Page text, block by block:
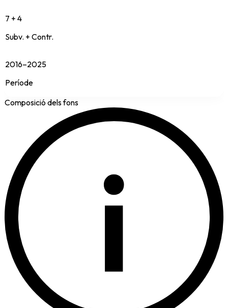
7 + 4
Subv. + Contr.
2016–2025
Període
Composició dels fons
i